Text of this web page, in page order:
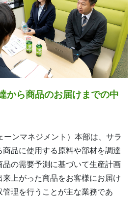
から商品のお届けまでの中
ーンマネジメント）本部は、サラ
商品に使用する原料や部材を調達
品の需要予測に基づいて生産計画
来上がった商品をお客様にお届け
管理を行うことが主な業務であ